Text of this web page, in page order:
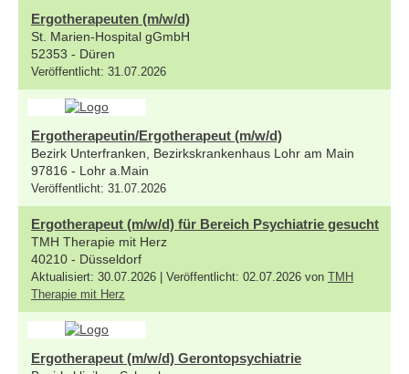
Ergotherapeuten (m/w/d)
St. Marien-Hospital gGmbH
52353 - Düren
Veröffentlicht: 31.07.2026
Ergotherapeutin/Ergotherapeut (m/w/d)
Bezirk Unterfranken, Bezirkskrankenhaus Lohr am Main
97816 - Lohr a.Main
Veröffentlicht: 31.07.2026
Ergotherapeut (m/w/d) für Bereich Psychiatrie gesucht
TMH Therapie mit Herz
40210 - Düsseldorf
Aktualisiert: 30.07.2026 | Veröffentlicht: 02.07.2026 von TMH
Therapie mit Herz
Ergotherapeut (m/w/d) Gerontopsychiatrie